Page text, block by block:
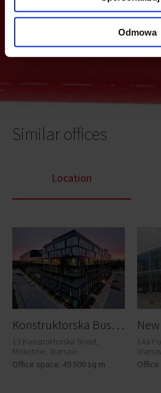
Odmowa
Send
Similar offices
Location
K
onstruktorska Business Center
13 Konstruktorska Street,
Mokotów, Warsaw
Office space: 49 500 sq m
14a
Office